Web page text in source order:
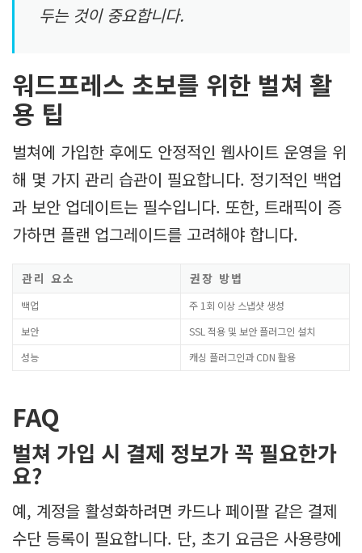
두는 것이 중요합니다.
워드프레스 초보를 위한 벌쳐 활
용 팁
벌쳐에 가입한 후에도 안정적인 웹사이트 운영을 위
해 몇 가지 관리 습관이 필요합니다. 정기적인 백업
과 보안 업데이트는 필수입니다. 또한, 트래픽이 증
가하면 플랜 업그레이드를 고려해야 합니다.
관리 요소 권장 방법
백업
주 1회 이상 스냅샷 생성
보안
SSL 적용 및 보안 플러그인 설치
성능
캐싱 플러그인과 CDN 활용
FAQ
벌쳐 가입 시 결제 정보가 꼭 필요한가
요?
예, 계정을 활성화하려면 카드나 페이팔 같은 결제
수단 등록이 필요합니다. 단, 초기 요금은 사용량에